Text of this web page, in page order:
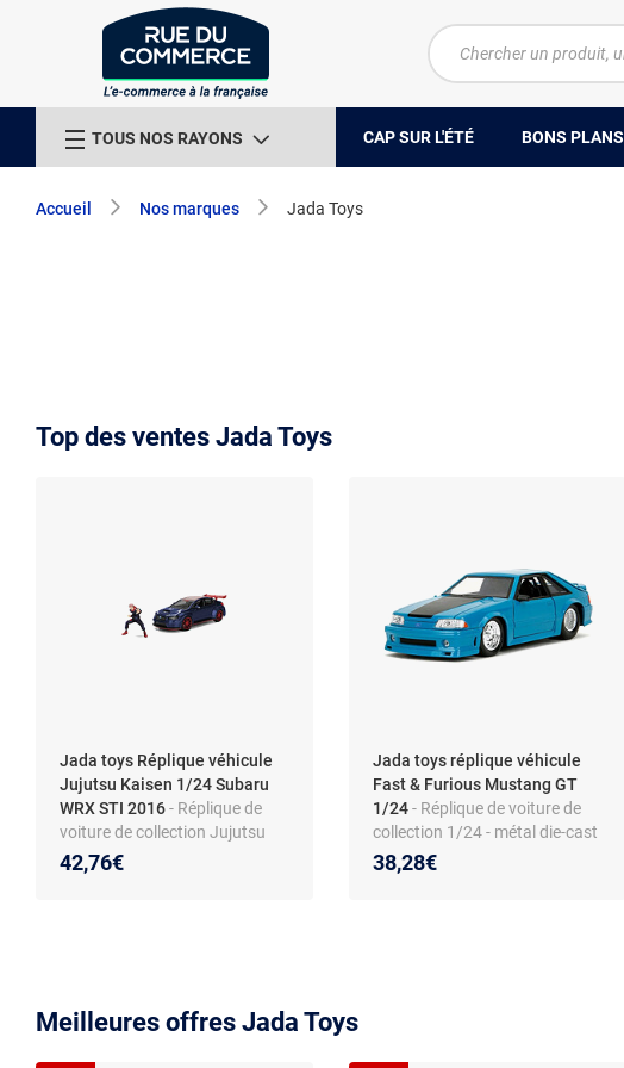
TOUS NOS RAYONS CAP SUR L'ÉTÉ BONS PLANS
Accueil Nos marques Jada Toys
Top des ventes Jada Toys
Jada toys Réplique véhicule
Jujutsu Kaisen 1/24 Subaru
WRX STI 2016- Réplique de
voiture de collection Jujutsu
Kaisen - métal die-cast et
plastique - échelle 1/24 -
42,76€
Jada toys réplique véhicule
Fast & Furious Mustang GT
1/24- Réplique de voiture de
collection 1/24 - métal die-cast
et plastique - licence officielle
Fast & Furious - intérieur
38,28€
Meilleures offres Jada Toys